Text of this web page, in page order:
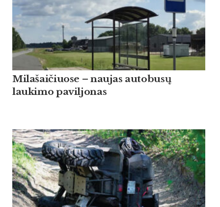
Milašaičiuose – naujas autobusų
laukimo paviljonas